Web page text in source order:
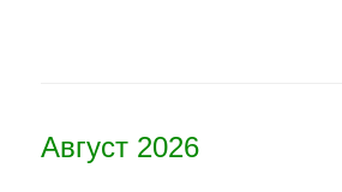
Август 2026